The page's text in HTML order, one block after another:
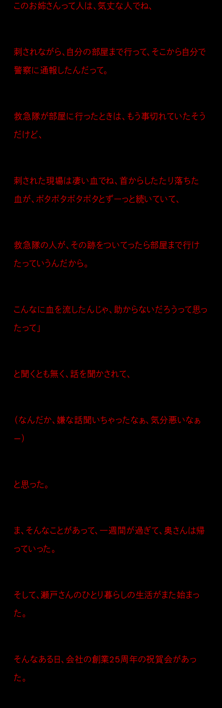
このお姉さんって人は、気丈な人でね、
刺されながら、自分の部屋まで行って、そこから自分で
警察に通報したんだって。
救急隊が部屋に行ったときは、もう事切れていたそう
だけど、
刺された現場は凄い血でね、首からしたたり落ちた
血が、ポタポタポタポタとずーっと続いていて、
救急隊の人が、その跡をついてったら部屋まで行け
たっていうんだから。
こんなに血を流したんじゃ、助からないだろうって思っ
たって」
と聞くとも無く、話を聞かされて、
（なんだか、嫌な話聞いちゃったなぁ、気分悪いなぁ
—）
と思った。
ま、そんなことがあって、一週間が過ぎて、奥さんは帰
っていった。
そして、瀬戸さんのひとり暮らしの生活がまた始まっ
た。
そんなある日、会社の創業25周年の祝賀会があっ
た。